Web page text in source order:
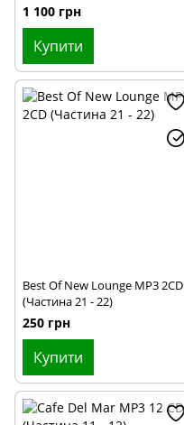
1 100 грн
Купити
Best Of New Lounge MP3 2CD
(Частина 21 - 22)
250 грн
Купити